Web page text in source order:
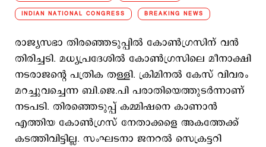
INDIAN NATIONAL CONGRESS BREAKING NEWS
രാജ്യസഭാ തിരഞ്ഞെടുപ്പില്‍ കോണ്‍ഗ്രസിന് വന്‍
തിരിച്ചടി. മധ്യപ്രദേശില്‍ കോണ്‍ഗ്രസിലെ മീനാക്ഷി
നടരാജന്റെ പത്രിക തള്ളി. ക്രിമിനല്‍ കേസ് വിവരം
മറച്ചുവച്ചെന്ന ബി.ജെ.പി പരാതിയെത്തുടര്‍ന്നാണ്
നടപടി. തിരഞ്ഞെടുപ്പ് കമ്മിഷനെ കാണാന്‍
എത്തിയ കോണ്‍ഗ്രസ് നേതാക്കളെ അകത്തേക്ക്
കടത്തിവിട്ടില്ല. സംഘടനാ ജനറല്‍ സെക്രട്ടറി